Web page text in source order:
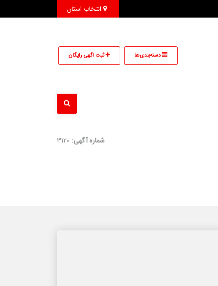
دسته‌بندی‌ها ثبت اگهی رایگان
شماره آگهی: 3120